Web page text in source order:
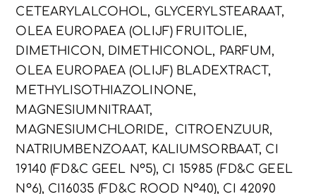
CETEARYLALCOHOL, GLYCERYLSTEARAAT,
OLEA EUROPAEA (OLIJF) FRUITOLIE,
DIMETHICON, DIMETHICONOL, PARFUM,
OLEA EUROPAEA (OLIJF) BLADEXTRACT,
METHYLISOTHIAZOLINONE,
MAGNESIUMNITRAAT,
MAGNESIUMCHLORIDE, CITROENZUUR,
NATRIUMBENZOAAT, KALIUMSORBAAT, CI
19140 (FD&C GEEL Nº5), CI 15985 (FD&C GEEL
Nº6), CI16035 (FD&C ROOD Nº40), CI 42090